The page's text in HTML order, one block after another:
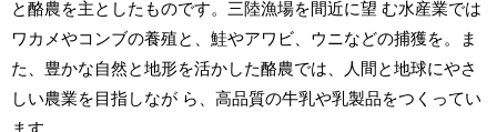
と酪農を主としたものです。三陸漁場を間近に望 む水産業では
ワカメやコンブの養殖と、鮭やアワビ、ウニなどの捕獲を。ま
た、豊かな自然と地形を活かした酪農では、人間と地球にやさ
しい農業を目指しなが ら、高品質の牛乳や乳製品をつくってい
ます。